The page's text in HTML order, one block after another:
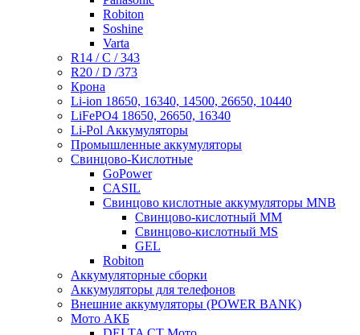
Robiton
Soshine
Varta
R14 / C / 343
R20 / D /373
Крона
Li-ion 18650, 16340, 14500, 26650, 10440
LiFePO4 18650, 26650, 16340
Li-Pol Аккумуляторы
Промышленные аккумуляторы
Свинцово-Кислотные
GoPower
CASIL
Свинцово кислотные аккумуляторы MNB
Cвинцово-кислотный MM
Cвинцово-кислотный MS
GEL
Robiton
Аккумуляторные сборки
Аккумуляторы для телефонов
Внешние аккумуляторы (POWER BANK)
Мото АКБ